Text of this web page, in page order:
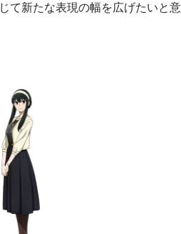
て新たな表現の幅を広げたいと意